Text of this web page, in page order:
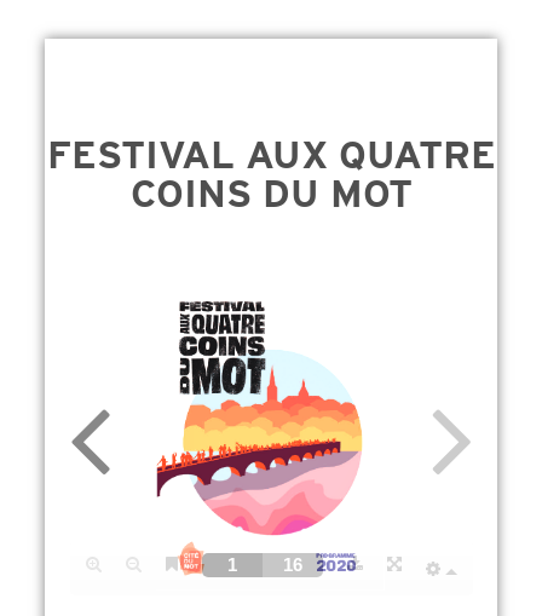
FESTIVAL AUX QUATRE
COINS DU MOT